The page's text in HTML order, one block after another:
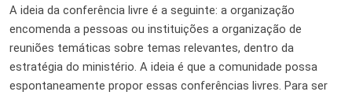
A ideia da conferência livre é a seguinte: a organização
encomenda a pessoas ou instituições a organização de
reuniões temáticas sobre temas relevantes, dentro da
estratégia do ministério. A ideia é que a comunidade possa
espontaneamente propor essas conferências livres. Para ser